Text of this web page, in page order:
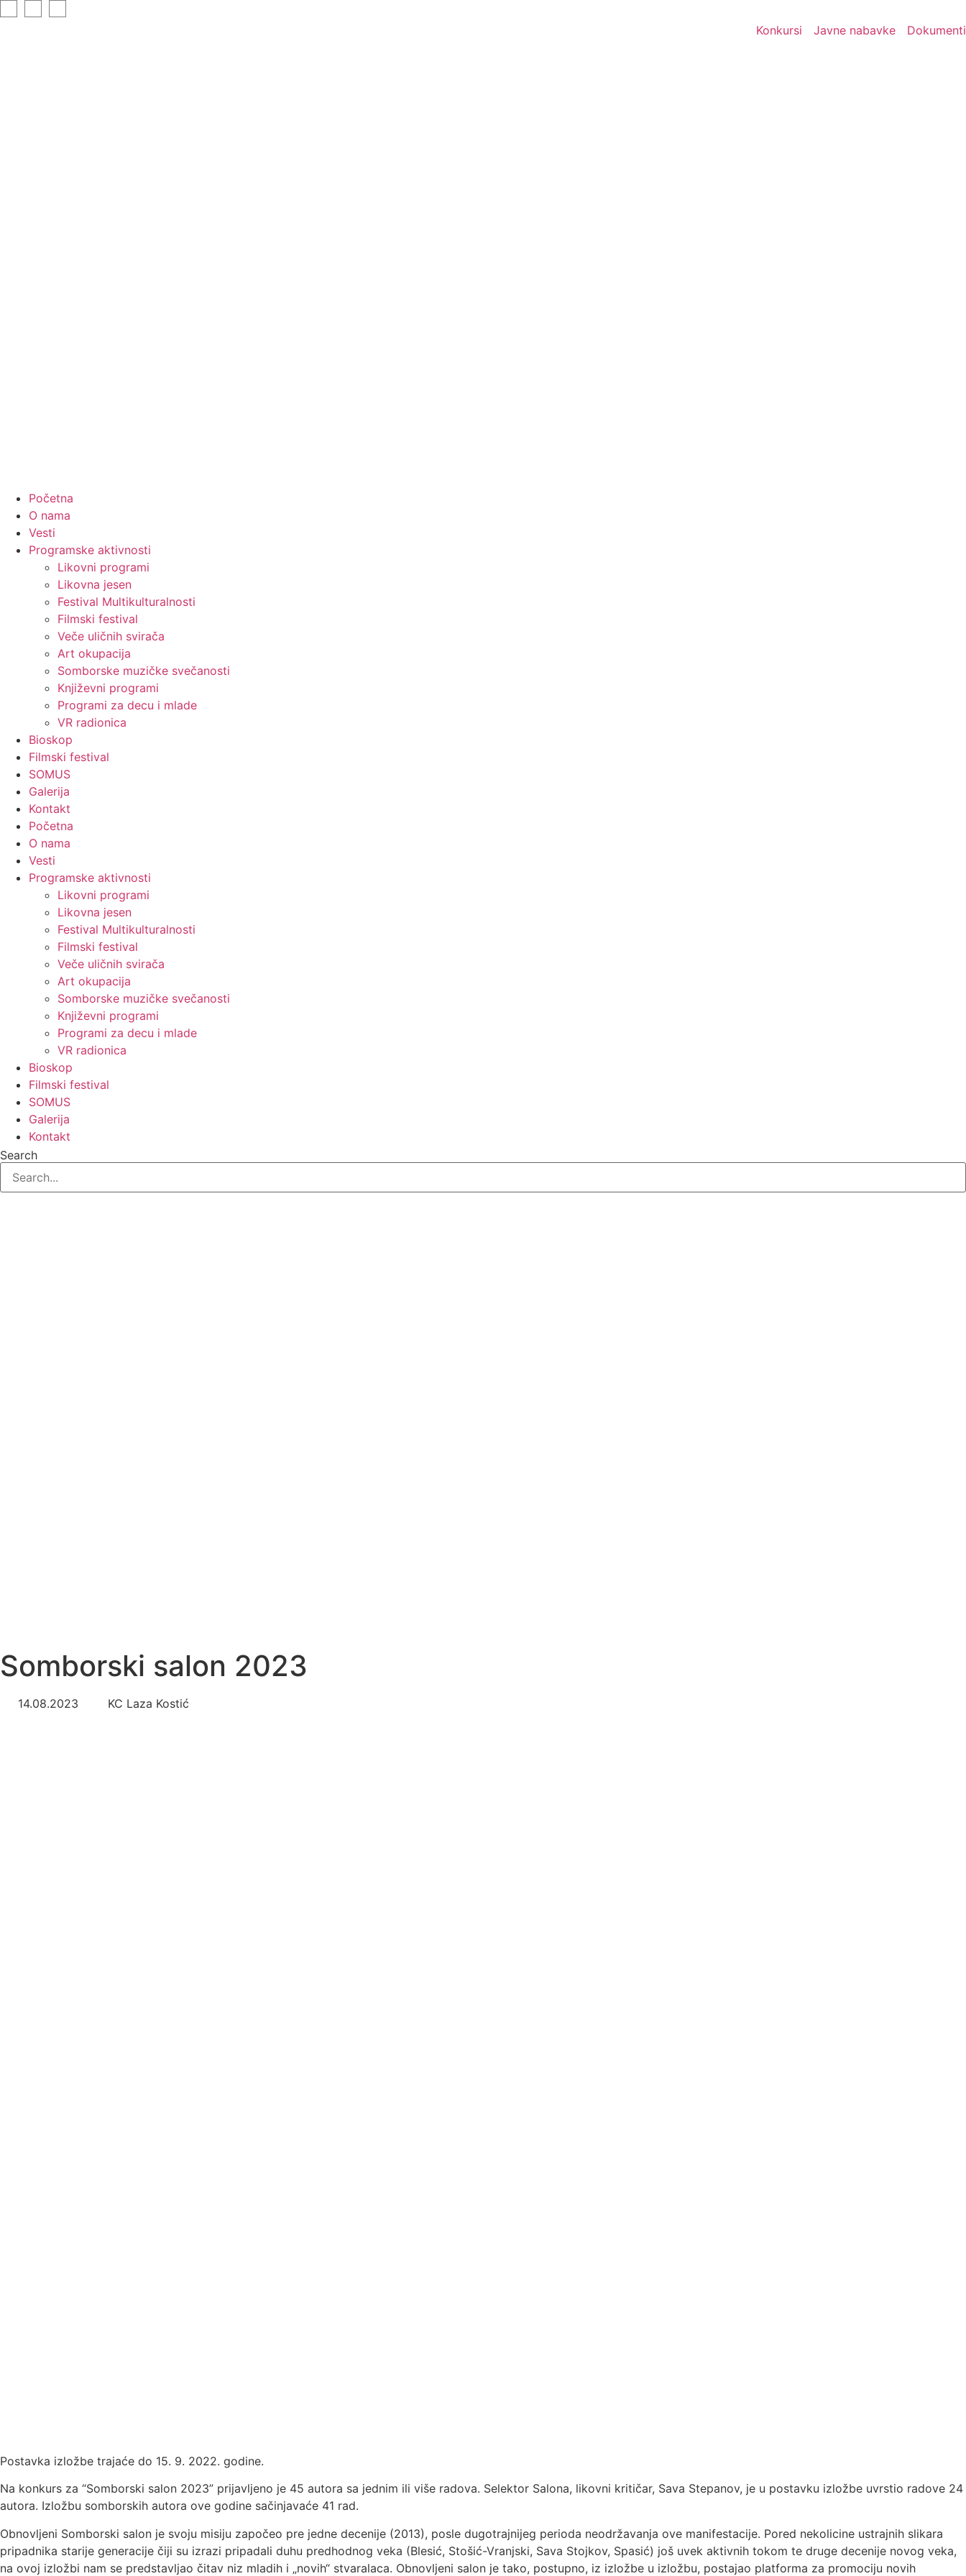
Konkursi Javne nabavke Dokumenti
Početna
O nama
Vesti
Programske aktivnosti
Likovni programi
Likovna jesen
Festival Multikulturalnosti
Filmski festival
Veče uličnih svirača
Art okupacija
Somborske muzičke svečanosti
Književni programi
Programi za decu i mlade
VR radionica
Bioskop
Filmski festival
SOMUS
Galerija
Kontakt
Početna
O nama
Vesti
Programske aktivnosti
Likovni programi
Likovna jesen
Festival Multikulturalnosti
Filmski festival
Veče uličnih svirača
Art okupacija
Somborske muzičke svečanosti
Književni programi
Programi za decu i mlade
VR radionica
Bioskop
Filmski festival
SOMUS
Galerija
Kontakt
Search
Somborski salon 2023
14.08.2023 KC Laza Kostić
Postavka izložbe trajaće do 15. 9. 2022. godine.
Na konkurs za “Somborski salon 2023” prijavljeno je 45 autora sa jednim ili više radova. Selektor Salona, likovni kritičar, Sava Stepanov, je u postavku izložbe uvrstio radove 24
autora. Izložbu somborskih autora ove godine sačinjavaće 41 rad.
Obnovljeni Somborski salon je svoju misiju započeo pre jedne decenije (2013), posle dugotrajnijeg perioda neodržavanja ove manifestacije. Pored nekolicine ustrajnih slikara
pripadnika starije generacije čiji su izrazi pripadali duhu predhodnog veka (Blesić, Stošić-Vranjski, Sava Stojkov, Spasić) još uvek aktivnih tokom te druge decenije novog veka,
na ovoj izložbi nam se predstavljao čitav niz mladih i „novih“ stvaralaca. Obnovljeni salon je tako, postupno, iz izložbe u izložbu, postajao platforma za promociju novih